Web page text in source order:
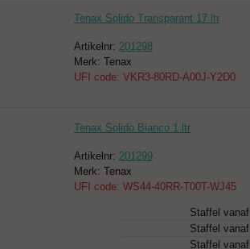
Tenax Solido Transparant 17 ltr
Artikelnr: 201298
Merk: Tenax
UFI code: VKR3-80RD-A00J-Y2D0
Tenax Solido Bianco 1 ltr
Artikelnr: 201299
Merk: Tenax
UFI code: WS44-40RR-T00T-WJ45
Staffel vanaf
Staffel vanaf
Staffel vanaf